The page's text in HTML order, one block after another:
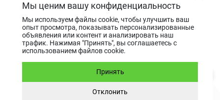
документы (устав и протокол собрания
учредителей). Язык документов: русский
или английский на выбор.
Регистрационный агент осуществляет
все необходимые шаги по открытию
компании в СИЗ Кутаиси, компания
вносится в Публичный реестр
Мы ценим вашу конфиденциальность
Мы используем файлы cookie, чтобы улучшить ваш
опыт просмотра, показывать персонализированные
объявления или контент и анализировать наш
трафик. Нажимая "Принять", вы соглашаетесь с
использованием файлов cookie.
Принять
Отклонить